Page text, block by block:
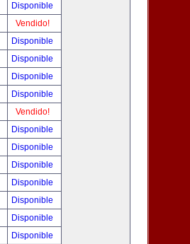
Disponible
Vendido!
Disponible
Disponible
Disponible
Disponible
Vendido!
Disponible
Disponible
Disponible
Disponible
Disponible
Disponible
Disponible